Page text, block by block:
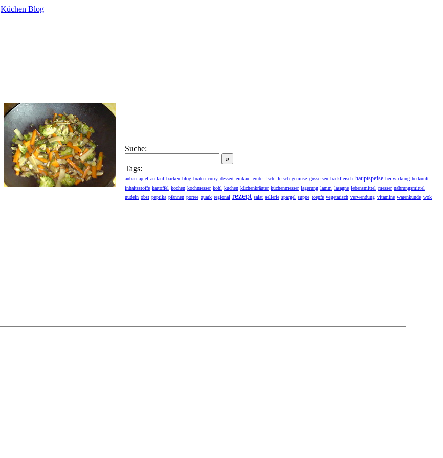
Küchen Blog
Suche:
Tags:
anbau apfel auflauf backen blog braten curry dessert einkauf ernte fisch fleisch gemüse gusseisen hackfleisch hauptspeise heilwirkung herkunft
inhaltsstoffe kartoffel kochen kochmesser kohl kuchen küchenkräuter küchenmesser lagerung lamm lasagne lebensmittel messer nahrungsmittel
nudeln obst paprika pfannen porree quark regional rezept salat sellerie spargel suppe toepfe vegetarisch verwendung vitamine warenkunde wok